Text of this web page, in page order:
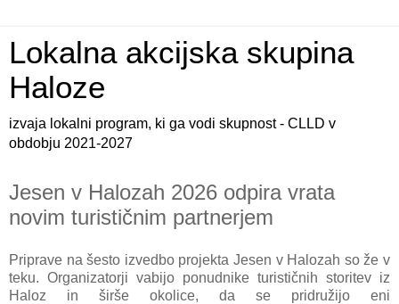
Lokalna akcijska skupina
Haloze
izvaja lokalni program, ki ga vodi skupnost - CLLD v
obdobju 2021-2027
Jesen v Halozah 2026 odpira vrata
novim turističnim partnerjem
Priprave na šesto izvedbo projekta Jesen v Halozah so že v
teku. Organizatorji vabijo ponudnike turističnih storitev iz
Haloz in širše okolice, da se pridružijo eni